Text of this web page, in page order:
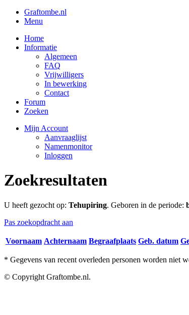
Graftombe.nl
Menu
Home
Informatie
Algemeen
FAQ
Vrijwilligers
In bewerking
Contact
Forum
Zoeken
Mijn Account
Aanvraaglijst
Namenmonitor
Inloggen
Zoekresultaten
U heeft gezocht op: Tehupiring. Geboren in de periode:
Pas zoekopdracht aan
Voornaam Achternaam Begraafplaats Geb. datum
* Gegevens van recent overleden personen worden niet
© Copyright Graftombe.nl.